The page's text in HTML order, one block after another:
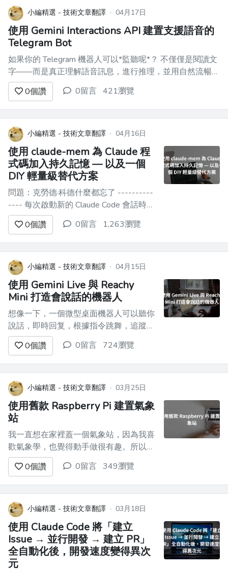
小編精選 - 技術文章翻譯 · 04月17日
使用 Gemini Interactions API 建置支援語音的
Telegram Bot
如果你的 Telegram 機器人可以*監聽呢*？ 不僅僅是閱讀文
字——而是真正理解語音訊息，進行推理，並用自然流暢的
聲音回應。這就是我們今天正在建立的：一個基於Google
Gemini API 的 Telegram 機器人，它能夠處理文字和語音，
並具備多輪記憶功能和文字轉語音回覆功能。 ...
0個讚 0留言 421瀏覽
小編精選 - 技術文章翻譯 · 04月16日
使用 claude-mem 為 Claude 程
式碼加入持久記憶 — 以及一個
DIY 輕量級替代方案
問題：克勞德·科德什麼都忘了 ----------
---- 每次啟動新的 Claude Code 會話時，
所有資料都會被清除。你的程式設計風格
偏好、專案架構決策、昨天的除錯會話
——全部都會消失。 你最終會重複自己
的話：“我們使用的是 Supabase，而不是
Firebase。邊緣函數位於`s...
0個讚 0留言 1,263瀏覽
小編精選 - 技術文章翻譯 · 04月15日
使用 Gemini Live 與 Reachy
Mini 打造會說話的機器人
想像一下，一個微型桌面機器人可以聽你
說話，即時回复，根據指令跳舞，追蹤你
的臉，偶爾還會講個冷笑話——所有這些
都由 Gemini Live API 提供支援。 這正是
**Reachy Mini 對話應用程式的**功能。
它是一款開源的 Python 應用程式，可以
將[Pollen Robotics ...
0個讚 0留言 724瀏覽
小編精選 - 技術文章翻譯 · 03月25日
使用舊款 Raspberry Pi 建置氣象
站
我一直想在家裡蓋一個氣象站，因為我喜
歡氣象學，也覺得動手做很有趣。所以我
決定不再等待，直接動手吧 :-) 連接感測
器 ----- 我想要一個能輕鬆連接到我的舊
樹莓派（Raspberry Pi 2 B+）上的設備，
以便輕鬆讀取感測器資料。 Pimoron 的
Weather HAT 完全符合我的...
0個讚 0留言 349瀏覽
小編精選 - 技術文章翻譯 · 03月18日
使用 Claude Code 將「建立
Issue → 並行開發 → 建立 PR」
全自動化後，開發速度變得異次
元